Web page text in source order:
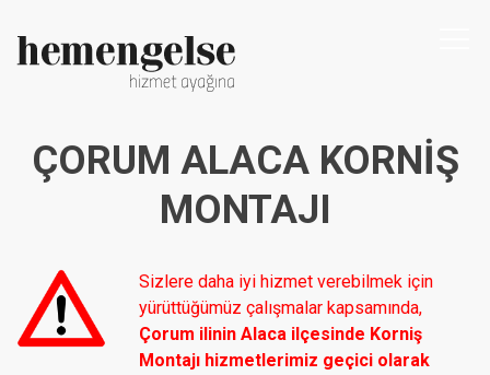
ÇORUM ALACA KORNIŞ
MONTAJI
Sizlere daha iyi hizmet verebilmek için
yürüttüğümüz çalışmalar kapsamında,
Çorum ilinin Alaca ilçesinde Korniş
Montajı hizmetlerimiz geçici olarak